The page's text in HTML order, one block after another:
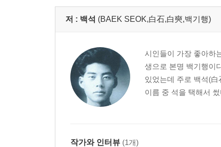
저 : 백석 (BAEK SEOK,白石,白奭,백기행)
시인들이 가장 좋아하
생으로 본명 백기행이
있었는데 주로 백석(
이름 중 석을 택해서
작가와 인터뷰 (1개)